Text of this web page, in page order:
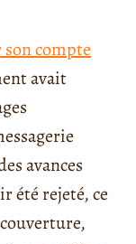
son compte
avait
avances
été rejeté, ce